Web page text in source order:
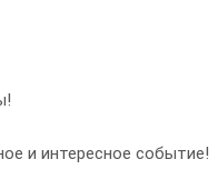
и интересное событие!